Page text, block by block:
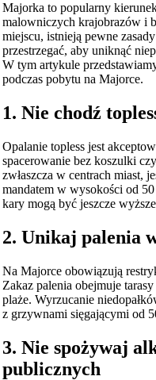
Majorka to popularny
malowniczych krajobrazów i
miejscu, istnieją pewne
przestrzegać, aby uniknąć
W tym artykule
podczas pobytu na Majorce.
1. Nie chodź
Opalanie topless jest
spacerowanie bez koszulki
zwłaszcza w centrach miast,
mandatem w wysokości od
kary mogą być jeszcze
2. Unikaj palenia
Na Majorce obowiązują
Zakaz palenia obejmuje
plaże. Wyrzucanie
z grzywnami sięgającymi od
3. Nie spożywaj
publicznych